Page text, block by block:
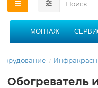
МОНТАЖ
Обогреватель